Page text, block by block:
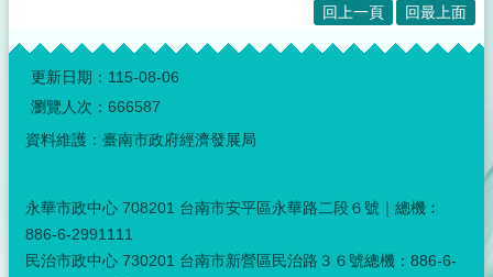
回上一頁 回最上面
:::
更新日期： 115-08-06
瀏覽人次： 666587
資料維護：臺南市政府經濟發展局
永華市政中心 708201 台南市安平區永華路二段６號｜總機︰
886-6-2991111
民治市政中心 730201 台南市新營區民治路３６號總機：886-6-